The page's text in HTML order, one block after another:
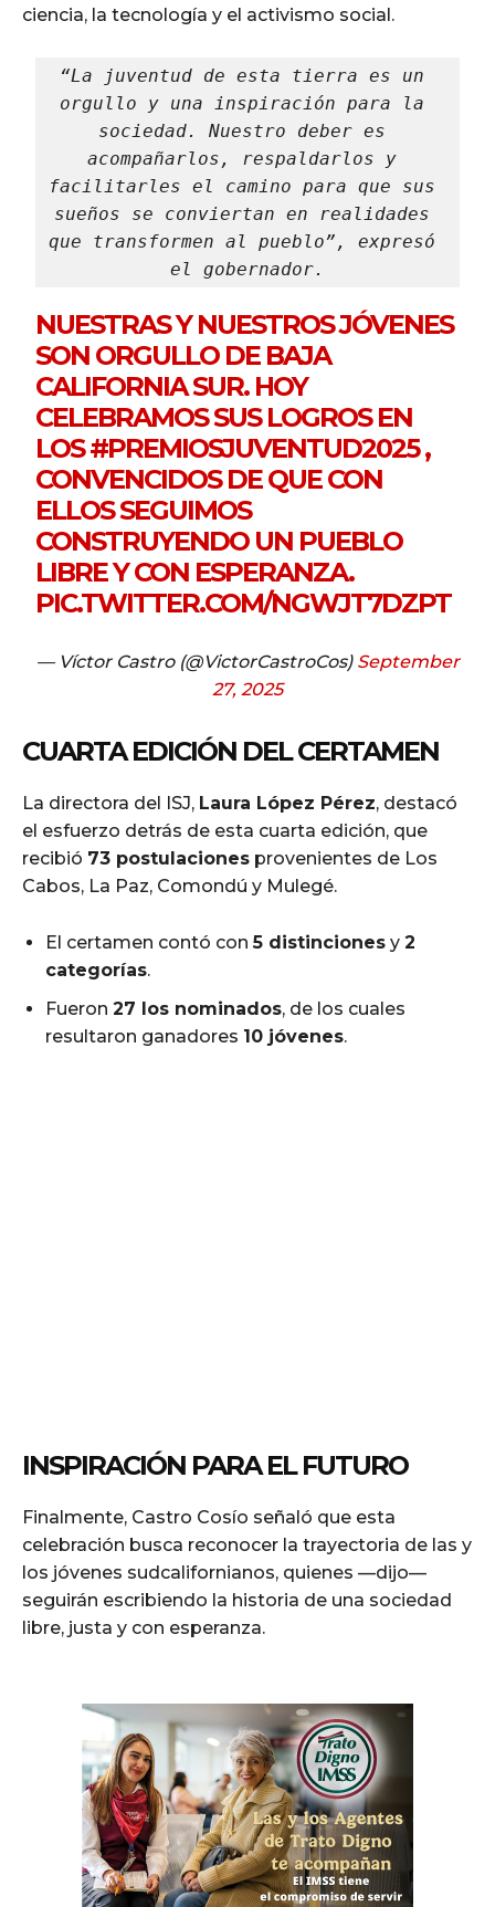
ciencia, la tecnología y el activismo social.
“La juventud de esta tierra es un
orgullo y una inspiración para la
sociedad. Nuestro deber es
acompañarlos, respaldarlos y
facilitarles el camino para que sus
sueños se conviertan en realidades
que transformen al pueblo”, expresó
el gobernador.
NUESTRAS Y NUESTROS JÓVENES
SON ORGULLO DE BAJA
CALIFORNIA SUR. HOY
CELEBRAMOS SUS LOGROS EN
LOS#PREMIOSJUVENTUD2025,
CONVENCIDOS DE QUE CON
ELLOS SEGUIMOS
CONSTRUYENDO UN PUEBLO
LIBRE Y CON ESPERANZA.
PIC.TWITTER.COM/NGWJT7DZPT
— Víctor Castro (@VictorCastroCos) September
27, 2025
CUARTA EDICIÓN DEL CERTAMEN
La directora del ISJ, Laura López Pérez, destacó
el esfuerzo detrás de esta cuarta edición, que
recibió 73 postulaciones provenientes de Los
Cabos, La Paz, Comondú y Mulegé.
El certamen contó con5 distinciones y 2
categorías.
Fueron 27 los nominados, de los cuales
resultaron ganadores 10 jóvenes.
INSPIRACIÓN PARA EL FUTURO
Finalmente, Castro Cosío señaló que esta
celebración busca reconocer la trayectoria de las y
los jóvenes sudcalifornianos, quienes —dijo—
seguirán escribiendo la historia de una sociedad
libre, justa y con esperanza.